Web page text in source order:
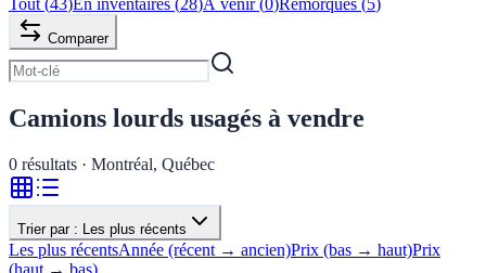
Tout (43)En inventaires (28)À venir (0)Remorques (5)
Comparer
Camions lourds usagés à vendre
0 résultats · Montréal, Québec
Trier par : Les plus récents
Les plus récentsAnnée (récent → ancien)Prix (bas → haut)Prix
(haut → bas)